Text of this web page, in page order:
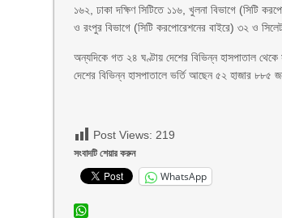
১৬২, ঢাকা দক্ষিণ সিটিতে ১১৬, খুলনা বিভাগে (সিটি
ও রংপুর বিভাগে (সিটি করপোরেশনের বাইরে) ৩২ ও
অন্যদিকে গত ২৪ ঘণ্টায় দেশের বিভিন্ন হাসপাতাল
দেশের বিভিন্ন হাসপাতালে ভর্তি আছেন ৫২ হাজার ৮৮৫
Post Views: 219
সংবাদটি শেয়ার করুন
WhatsApp